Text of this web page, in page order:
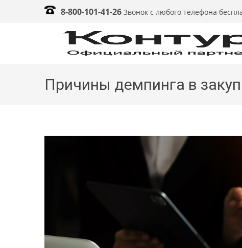
8-800-101-41-26 Звонок с любого телефона
Причины демпинга в